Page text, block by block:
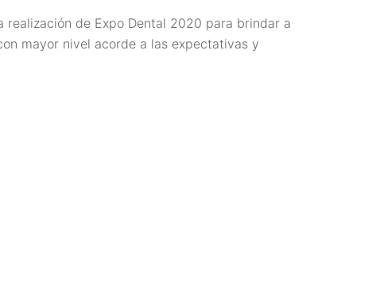
realización de Expo Dental 2020 para brindar a
mayor nivel acorde a las expectativas y